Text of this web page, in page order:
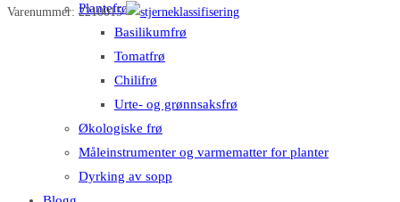
Plantefrø
Basilikumfrø
Tomatfrø
Chilifrø
Urte- og grønnsaksfrø
Økologiske frø
Måleinstrumenter og varmematter for planter
Dyrking av sopp
og
Varenummer: 2210015